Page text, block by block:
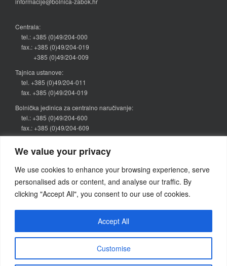
We value your privacy
We use cookies to enhance your browsing experience, serve
personalised ads or content, and analyse our traffic. By
clicking "Accept All", you consent to our use of cookies.
Customise
Accept All
Centrala:
tel.: +385 (0)49/204-000
fax.: +385 (0)49/204-019
+385 (0)49/204-009
Tajnica ustanove:
tel. +385 (0)49/204-011
fax. +385 (0)49/204-019
Bolnička jedinica za centralno naručivanje:
tel.: +385 (0)49/204-600
fax.: +385 (0)49/204-609
narucivanje@bolnica-zabok.hr
Kategorije vijesti
Objava(64)
Pretraživanje
for: